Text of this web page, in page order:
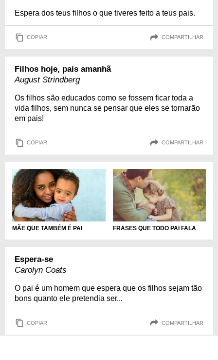
Espera dos teus filhos o que tiveres feito a teus pais.
COPIAR COMPARTILHAR
Filhos hoje, pais amanhã
August Strindberg
Os filhos são educados como se fossem ficar toda a
vida filhos, sem nunca se pensar que eles se tornarão
em pais!
COPIAR COMPARTILHAR
MÃE QUE TAMBÉM É PAI FRASES QUE TODO PAI FALA
Espera-se
Carolyn Coats
O pai é um homem que espera que os filhos sejam tão
bons quanto ele pretendia ser...
COPIAR COMPARTILHAR